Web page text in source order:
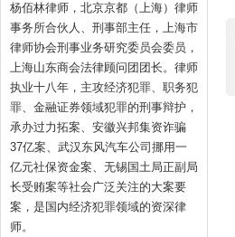
杨佰林律师，北京京都（上海）律师
事务所合伙人、刑事部主任，上海市
律师协会刑事业务研究委员会委员，
上海山东商会法律顾问团团长。律师
执业十八年，主攻经济犯罪、职务犯
罪、金融证券领域犯罪的刑事辩护，
承办过力拓案、安徽兴邦集资诈骗
37亿案、武汉东风汽车公司挪用一
亿元社保资金案、无锡国土局正副局
长受贿案等社会广泛关注的大案要
案，是国内经济犯罪领域的资深律
师。